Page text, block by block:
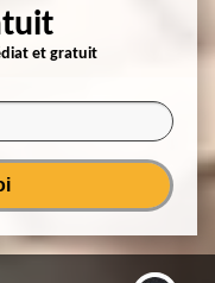
et gratuit